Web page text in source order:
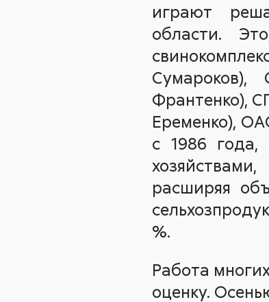
играют
области.
Сумароков),
Франтенко),
Еременко),
с 1986 года,
расширяя
%.
Работа
оценку.